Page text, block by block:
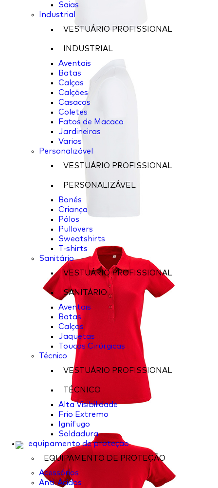
Saias
Industrial
VESTUÁRIO PROFISSIONAL
INDUSTRIAL
Aventais
Batas
Calças
Calções
Casacos
Coletes
Fatos de Macaco
Jardineiras
Varios
Personalizável
VESTUÁRIO PROFISSIONAL
PERSONALIZÁVEL
Bonés
Criança
Pólos
Pullovers
Sweatshirts
T-shirts
Sanitário
VESTUÁRIO PROFISSIONAL
SANITÁRIO
Aventais
Batas
Calças
Jaquetas
Toucas Cirúrgicas
Técnico
VESTUÁRIO PROFISSIONAL
TÉCNICO
Alta Visibilidade
Frio Extremo
Ignífugo
Soldadura
equipamento de proteção
EQUIPAMENTO DE PROTEÇÃO
Acessórios
Anti-Ácidos